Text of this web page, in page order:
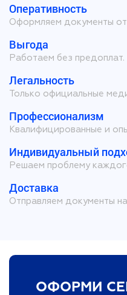
Оперативность
Оформляем документы от
Выгода
Работаем без
Легальность
Только официальные
Профессионализм
Квалифицированные и
Индивидуальный
Решаем проблему
Доставка
Отправляем документы
ОФОРМИ